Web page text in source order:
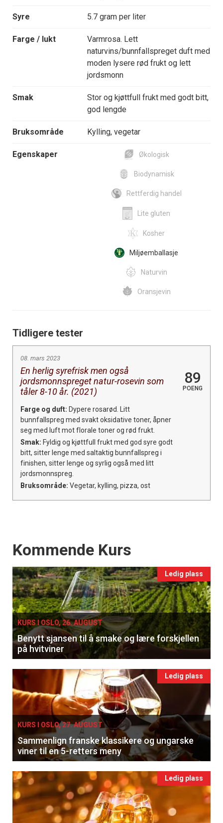
Syre 5.7 gram per liter
Farge / lukt
Varmrosa. Lett
naturvins/bunnfallspreget duft med
moden lysere rød frukt og lett
jordsmonn
Smak
Stor og kjøttfull frukt med godt bitt,
god lengde
Bruksområde Kylling, vegetar
Egenskaper Økologisk
Biodynamisk
Rettferdig handel
Lite gluten
Kosher
Miljøemballasje
Naturvin
Oransjevin
Tidligere tester
08. mars 2023
En herlig syrefrisk men også
jordsmonnspreget natur-rosevin som
tåler 8-10 år. (2021)
89
POENG
Farge og duft: Dypere rosarød. Litt
bunnfallspreg med svakt oksidative toner, åpner
seg med luft mot florale toner og rød frukt.
Smak: Fyldig og kjøttfull frukt med god syre godt
bitt, sitter lenge med saltaktig bunnfallspreg i
finishen, sitter lenge og syrlig også med litt
jordsmonnspreg.
Bruksområde: Vegetar, kylling, pizza, ost
Events
Kommende Kurs
Ledig plass
KURS I OSLO, 26. AUGUST
Benytt sjansen til å smake og lære forskjellen
på hvitviner
Ledig plass
KURS I OSLO, 27. AUGUST
Sammenlign franske klassikere og ungarske
viner til en 5-retters meny
Ledig plass